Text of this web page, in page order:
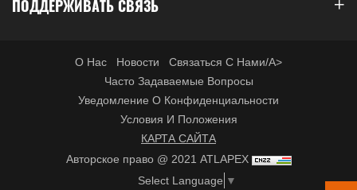
ПОДДЕРЖИВАТЬ СВЯЗЬ
О Нас Новости
Связаться С Нами/a>
Часто Задаваемые Вопросы
Уведомление О Конфиденциальности
Условия И Положения
КАРТА САЙТА
Авторское право @ 2021 ATLAPEX
Select Language ▼